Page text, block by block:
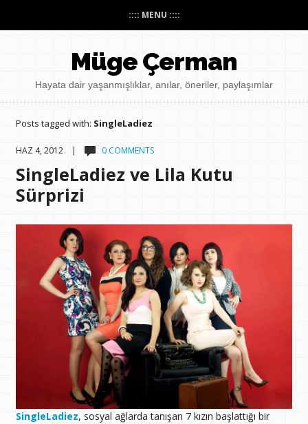
:::: MENU ::::
Müge Çerman
Hayata dair yaşanmışlıklar, anılar, öneriler, paylaşımlar
Posts tagged with: SingleLadiez
HAZ 4, 2012 | 0 COMMENTS
SingleLadiez ve Lila Kutu
Sürprizi
SingleLadiez, sosyal ağlarda tanışan 7 kızın başlattığı bir